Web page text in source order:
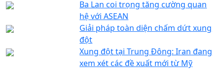
Ba Lan coi trọng tăng cường quan
hệ với ASEAN
Giải pháp toàn diện chấm dứt xung
đột
Xung đột tại Trung Đông: Iran đang
xem xét các đề xuất mới từ Mỹ